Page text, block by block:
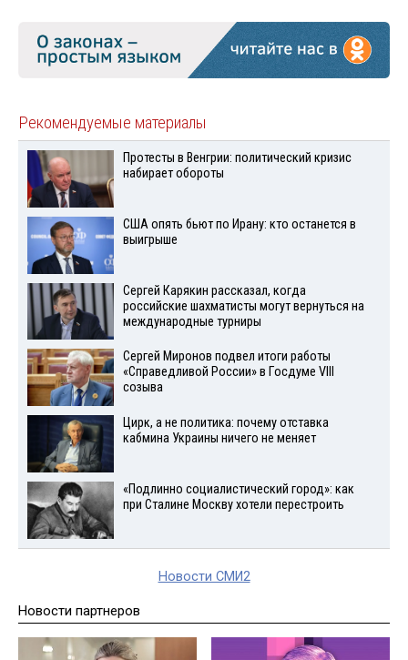
Рекомендуемые материалы
Протесты в Венгрии: политический кризис
набирает обороты
США опять бьют по Ирану: кто останется в
выигрыше
Сергей Карякин рассказал, когда
российские шахматисты могут вернуться на
международные турниры
Сергей Миронов подвел итоги работы
«Справедливой России» в Госдуме VIII
созыва
Цирк, а не политика: почему отставка
кабмина Украины ничего не меняет
«Подлинно социалистический город»: как
при Сталине Москву хотели перестроить
Новости СМИ2
Новости партнеров